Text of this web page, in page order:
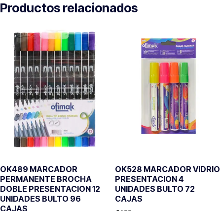
Productos relacionados
OK489 MARCADOR
PERMANENTE BROCHA
DOBLE PRESENTACION 12
UNIDADES BULTO 96
CAJAS
OK528 MARCADOR VIDRIO
PRESENTACION 4
UNIDADES BULTO 72
CAJAS